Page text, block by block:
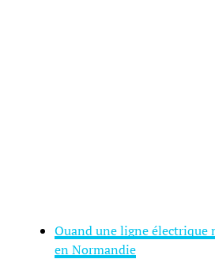
Quand une ligne électrique
en Normandie